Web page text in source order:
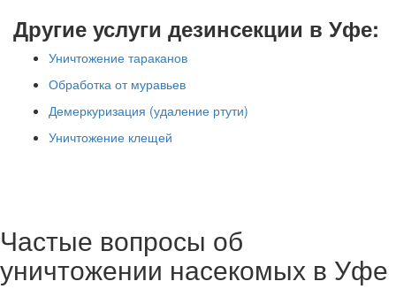
Другие услуги дезинсекции в Уфе:
Уничтожение тараканов
Обработка от муравьев
Демеркуризация (удаление ртути)
Уничтожение клещей
Частые вопросы об
уничтожении насекомых в Уфе